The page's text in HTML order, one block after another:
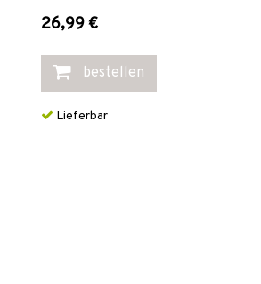
26,99 €
bestellen
Lieferbar